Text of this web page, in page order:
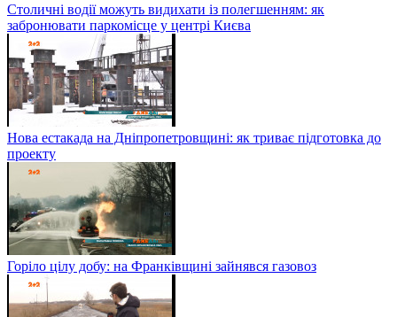
Столичні водії можуть видихати із полегшенням: як
забронювати паркомісце у центрі Києва
Нова естакада на Дніпропетровщині: як триває підготовка до
проекту
Горіло цілу добу: на Франківщині зайнявся газовоз